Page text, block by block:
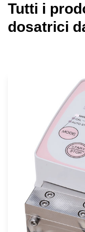
Tutti i
dosatrici